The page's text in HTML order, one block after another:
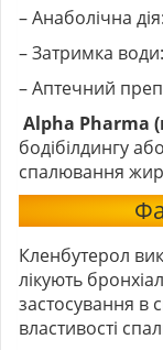
– Анаболічна
– Затримка
– Аптечний
Alpha Pharma
бодібілдингу
спалювання
Кленбутерол
лікують
застосування в
властивості